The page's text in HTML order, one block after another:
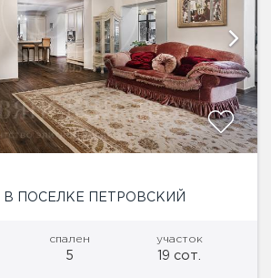
В ПОСЕЛКЕ ПЕТРОВСКИЙ
спален
5
участок
19 сот.